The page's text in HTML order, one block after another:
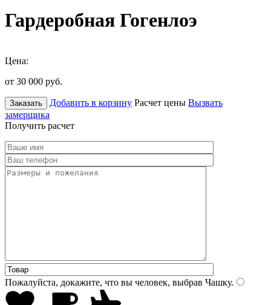
Гардеробная Гогенлоэ
Цена:
от 30 000 руб.
Заказать Добавить в корзину Расчет цены Вызвать
замерщика
Получить расчет
Пожалуйста, докажите, что вы человек, выбрав Чашку.